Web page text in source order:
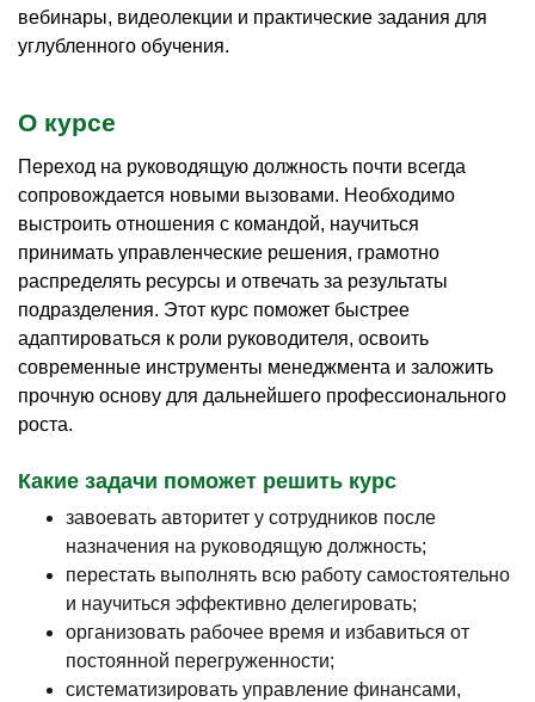
вебинары, видеолекции и практические задания для
углубленного обучения.
О курсе
Переход на руководящую должность почти всегда
сопровождается новыми вызовами. Необходимо
выстроить отношения с командой, научиться
принимать управленческие решения, грамотно
распределять ресурсы и отвечать за результаты
подразделения. Этот курс поможет быстрее
адаптироваться к роли руководителя, освоить
современные инструменты менеджмента и заложить
прочную основу для дальнейшего профессионального
роста.
Какие задачи поможет решить курс
завоевать авторитет у сотрудников после
назначения на руководящую должность;
перестать выполнять всю работу самостоятельно
и научиться эффективно делегировать;
организовать рабочее время и избавиться от
постоянной перегруженности;
систематизировать управление финансами,